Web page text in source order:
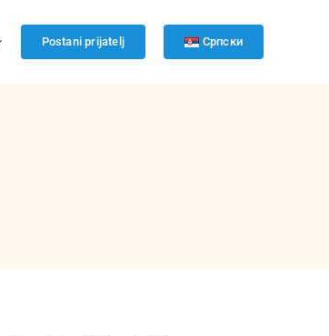
Postani prijatelj Српски